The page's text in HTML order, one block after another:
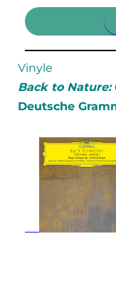
Vinyle
Back to Nature:
Deutsche